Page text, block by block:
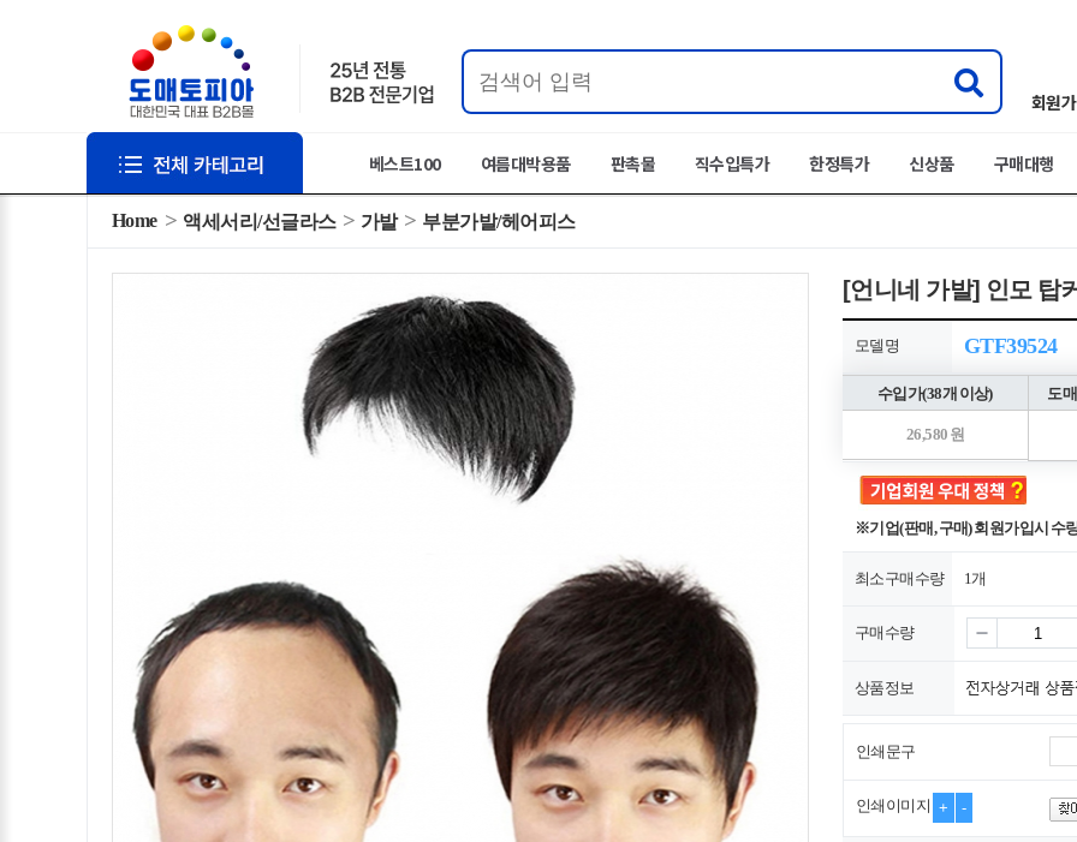
회원
베스트100 여름대박용품 판촉물 직수입특가 한정특가 신상품 구매대행
Home 액세서리/선글라스 가발 부분가발/헤어피스
[언니네 가발] 인모 탑
모델명 GTF39524
수입가(38개 이상) 도
26,580 원
※기업(판매, 구매) 회원가입시 수
최소구매수량 1개
구매수량
상품정보
인쇄문구
인쇄이미지 + -